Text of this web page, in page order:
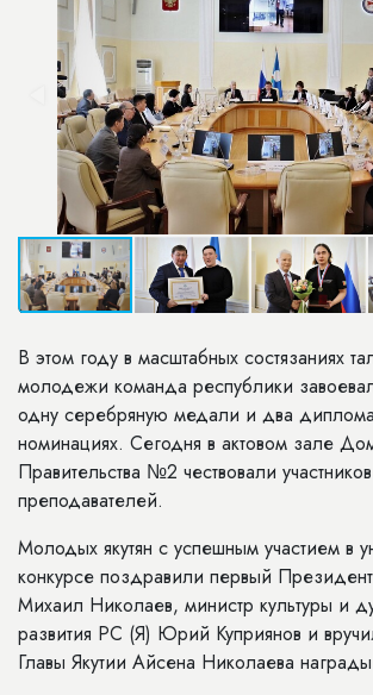
В этом году в масштабных состязаниях
молодежи команда республики
одну серебряную медали и два
номинациях. Сегодня в актовом зале
Правительства №2 чествовали
преподавателей.
Молодых якутян с успешным участием в
конкурсе поздравили первый
Михаил Николаев, министр культуры и
развития РС (Я) Юрий Куприянов и
Главы Якутии Айсена Николаева